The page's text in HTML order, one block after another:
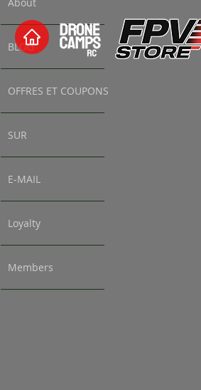
About
BLOG
OFFRES ET COUPONS
SUR
E-MAIL
Loyalty
Members